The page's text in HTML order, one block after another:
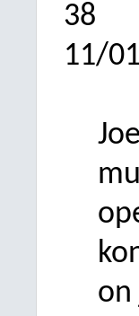
38
11/
on